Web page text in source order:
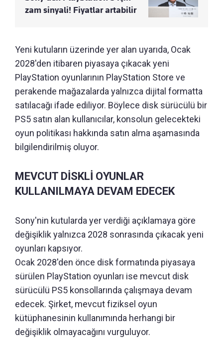
zam sinyali! Fiyatlar artabilir
Yeni kutuların üzerinde yer alan uyarıda, Ocak
2028'den itibaren piyasaya çıkacak yeni
PlayStation oyunlarının PlayStation Store ve
perakende mağazalarda yalnızca dijital formatta
satılacağı ifade ediliyor. Böylece disk sürücülü bir
PS5 satın alan kullanıcılar, konsolun gelecekteki
oyun politikası hakkında satın alma aşamasında
bilgilendirilmiş oluyor.
MEVCUT DİSKLİ OYUNLAR
KULLANILMAYA DEVAM EDECEK
Sony'nin kutularda yer verdiği açıklamaya göre
değişiklik yalnızca 2028 sonrasında çıkacak yeni
oyunları kapsıyor.
Ocak 2028'den önce disk formatında piyasaya
sürülen PlayStation oyunları ise mevcut disk
sürücülü PS5 konsollarında çalışmaya devam
edecek. Şirket, mevcut fiziksel oyun
kütüphanesinin kullanımında herhangi bir
değişiklik olmayacağını vurguluyor.